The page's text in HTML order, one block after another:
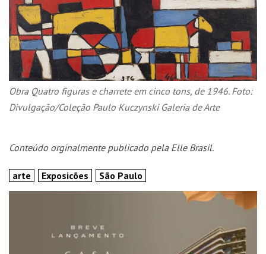
Obra Quatro figuras e charrete em cinco tons, de 1946. Foto:
Divulgação/Coleção Paulo Kuczynski Galeria de Arte
Conteúdo orginalmente publicado pela Elle Brasil.
arte Exposicões São Paulo